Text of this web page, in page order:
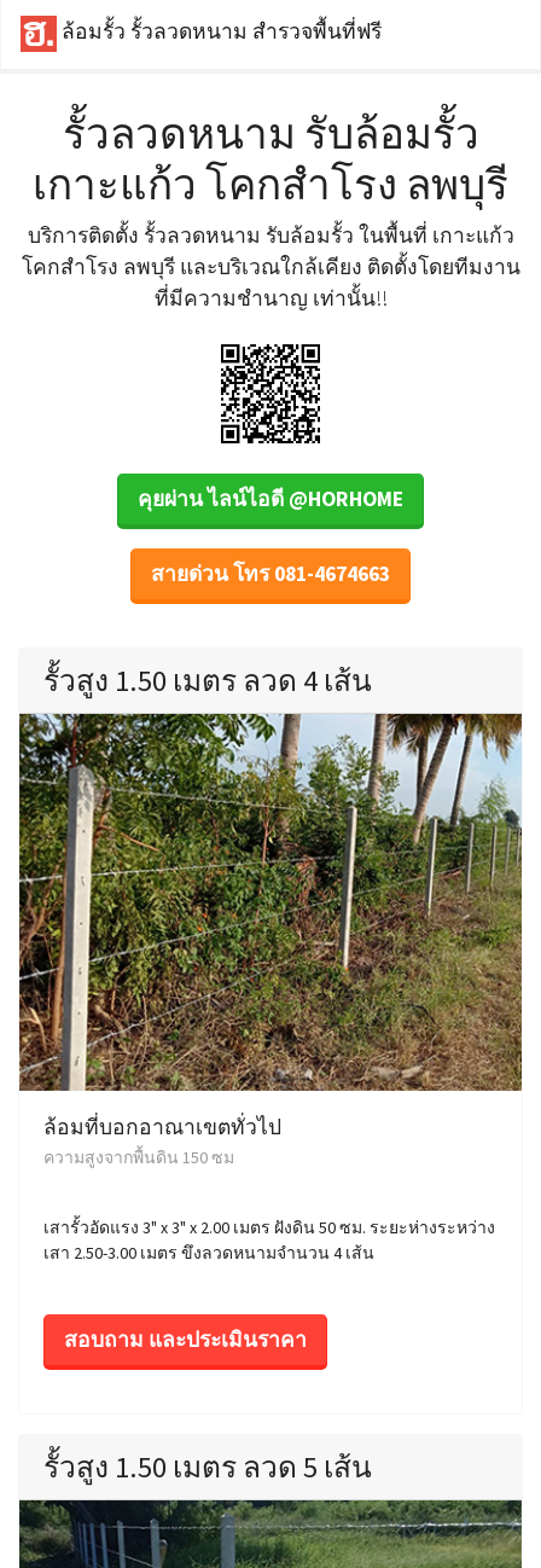
ล้อมรั้ว รั้วลวดหนาม สำรวจพื้นที่ฟรี
รั้วลวดหนาม รับล้อมรั้ว
เกาะแก้ว โคกสำโรง ลพบุรี
บริการติดตั้ง รั้วลวดหนาม รับล้อมรั้ว ในพื้นที่ เกาะแก้ว
โคกสำโรง ลพบุรี และบริเวณใกล้เคียง ติดตั้งโดยทีมงาน
ที่มีความชำนาญ เท่านั้น!!
คุยผ่าน ไลน์ไอดี @HORHOME
สายด่วน โทร 081-4674663
รั้วสูง 1.50 เมตร ลวด 4 เส้น
ล้อมที่บอกอาณาเขตทั่วไป
ความสูงจากพื้นดิน 150 ซม
เสารั้วอัดแรง 3" x 3" x 2.00 เมตร ฝังดิน 50 ซม. ระยะห่างระหว่าง
เสา 2.50-3.00 เมตร ขึงลวดหนามจำนวน 4 เส้น
สอบถาม และประเมินราคา
รั้วสูง 1.50 เมตร ลวด 5 เส้น